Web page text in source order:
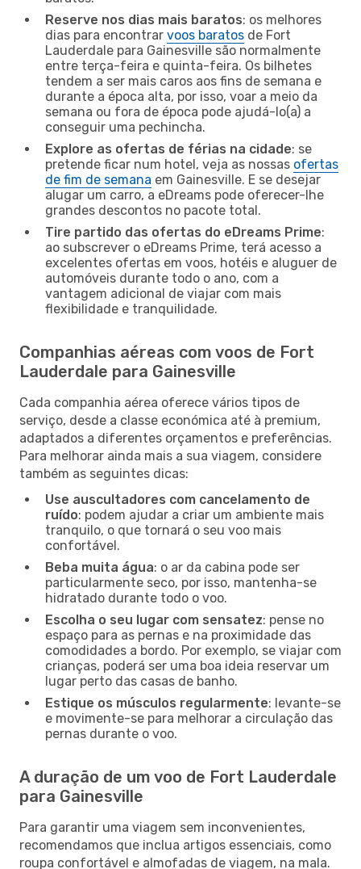
Reserve nos dias mais baratos: os melhores
dias para encontrar voos baratos de Fort
Lauderdale para Gainesville são normalmente
entre terça-feira e quinta-feira. Os bilhetes
tendem a ser mais caros aos fins de semana e
durante a época alta, por isso, voar a meio da
semana ou fora de época pode ajudá-lo(a) a
conseguir uma pechincha.
Explore as ofertas de férias na cidade: se
pretende ficar num hotel, veja as nossas ofertas
de fim de semana em Gainesville. E se desejar
alugar um carro, a eDreams pode oferecer-lhe
grandes descontos no pacote total.
Tire partido das ofertas do eDreams Prime:
ao subscrever o eDreams Prime, terá acesso a
excelentes ofertas em voos, hotéis e aluguer de
automóveis durante todo o ano, com a
vantagem adicional de viajar com mais
flexibilidade e tranquilidade.
Companhias aéreas com voos de Fort
Lauderdale para Gainesville
Cada companhia aérea oferece vários tipos de
serviço, desde a classe económica até à premium,
adaptados a diferentes orçamentos e preferências.
Para melhorar ainda mais a sua viagem, considere
também as seguintes dicas:
Use auscultadores com cancelamento de
ruído: podem ajudar a criar um ambiente mais
tranquilo, o que tornará o seu voo mais
confortável.
Beba muita água: o ar da cabina pode ser
particularmente seco, por isso, mantenha-se
hidratado durante todo o voo.
Escolha o seu lugar com sensatez: pense no
espaço para as pernas e na proximidade das
comodidades a bordo. Por exemplo, se viajar com
crianças, poderá ser uma boa ideia reservar um
lugar perto das casas de banho.
Estique os músculos regularmente: levante-se
e movimente-se para melhorar a circulação das
pernas durante o voo.
A duração de um voo de Fort Lauderdale
para Gainesville
Para garantir uma viagem sem inconvenientes,
recomendamos que inclua artigos essenciais, como
roupa confortável e almofadas de viagem, na mala.